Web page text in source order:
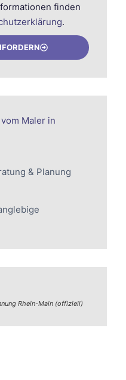
finden
.
Maler in
& Planung
Rhein-Main (offiziell)